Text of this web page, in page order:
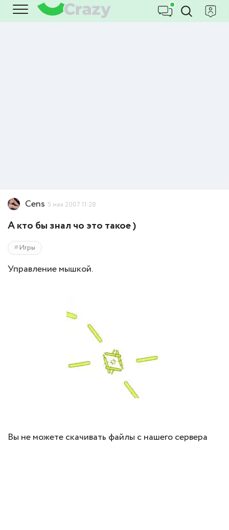
Cens 5 мая 2007 11:28
А кто бы знал чо это такое )
Игры
Управление мышкой.
Вы не можете скачивать файлы с нашего сервера